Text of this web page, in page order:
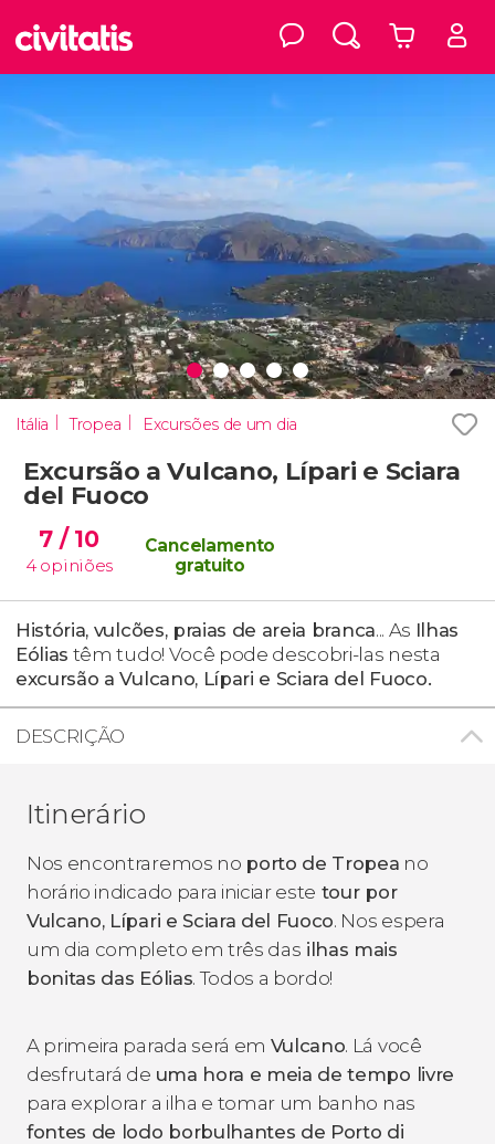
Itália Tropea Excursões de um dia
Excursão a Vulcano, Lípari e Sciara
del Fuoco
7 / 10
4 opiniões
Cancelamento
gratuito
História, vulcões, praias de areia branca... As Ilhas
Eólias têm tudo! Você pode descobri-las nesta
excursão a Vulcano, Lípari e Sciara del Fuoco.
DESCRIÇÃO
Itinerário
Nos encontraremos no porto de Tropea no
horário indicado para iniciar este tour por
Vulcano, Lípari e Sciara del Fuoco. Nos espera
um dia completo em três das ilhas mais
bonitas das Eólias. Todos a bordo!
A primeira parada será em Vulcano. Lá você
desfrutará de uma hora e meia de tempo livre
para explorar a ilha e tomar um banho nas
fontes de lodo borbulhantes de Porto di